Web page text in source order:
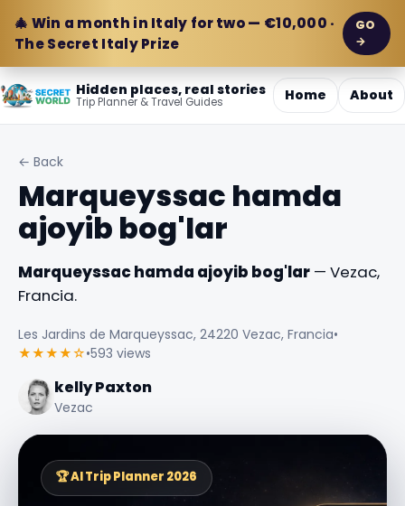
🎄 Win a month in Italy for two — €10,000 ·
The Secret Italy Prize
GO
→
Hidden places, real stories
Trip Planner & Travel Guides Home About
← Back
Marqueyssac hamda
ajoyib bog'lar
Marqueyssac hamda ajoyib bog'lar — Vezac,
Francia.
Les Jardins de Marqueyssac, 24220 Vezac, Francia•
★★★★☆•593 views
kelly Paxton
Vezac
🏆 AI Trip Planner 2026